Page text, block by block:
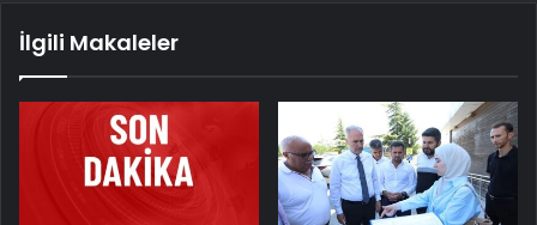
İlgili Makaleler